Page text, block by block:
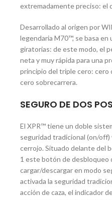
extremadamente preciso: el
Desarrollado al origen por
legendaria M70™, se basa en
giratorias: de este modo, el
neta y muy rápida para una
principio del triple cero: cero
cero sobrecarrera.
SEGURO DE DOS
El XPR™ tiene un doble
seguridad tradicional (on/off)
cerrojo. Situado delante del
1 este botón de desbloqueo
cargar/descargar en modo
activada la seguridad
acción de caza, el indicador